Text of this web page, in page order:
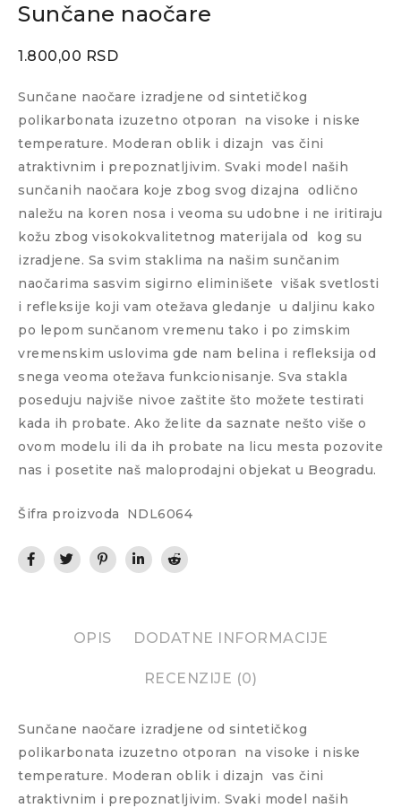
Sunčane naočare
1.800,00 RSD
Sunčane naočare izradjene od sintetičkog
polikarbonata izuzetno otporan
na visoke i niske
temperature. Moderan oblik i dizajn
vas čini
atraktivnim i prepoznatljivim. Svaki model naših
sunčanih naočara koje zbog svog dizajna
odlično
naležu na koren nosa i veoma su udobne i ne iritiraju
kožu zbog visokokvalitetnog materijala od
kog su
izradjene. Sa svim staklima na našim sunčanim
naočarima sasvim sigirno eliminišete višak svetlosti
i refleksije koji vam otežava gledanje u daljinu kako
po lepom sunčanom vremenu tako i po zimskim
vremenskim uslovima gde nam belina i refleksija od
snega veoma otežava funkcionisanje. Sva stakla
poseduju najviše nivoe zaštite što možete testirati
kada ih probate. Ako želite da saznate nešto više o
ovom modelu ili da ih probate na licu mesta pozovite
nas i posetite naš maloprodajni objekat u Beogradu.
Šifra proizvoda NDL6064
OPIS DODATNE INFORMACIJE
RECENZIJE (0)
Sunčane naočare izradjene od sintetičkog
polikarbonata izuzetno otporan
na visoke i niske
temperature. Moderan oblik i dizajn
vas čini
atraktivnim i prepoznatljivim. Svaki model naših